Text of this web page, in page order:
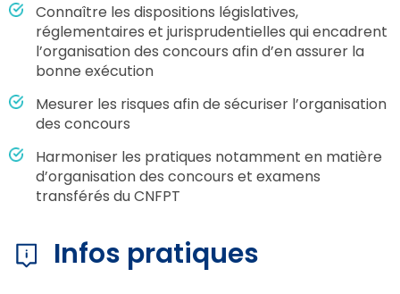
Connaître les dispositions législatives,
réglementaires et jurisprudentielles qui encadrent
l’organisation des concours afin d’en assurer la
bonne exécution
Mesurer les risques afin de sécuriser l’organisation
des concours
Harmoniser les pratiques notamment en matière
d’organisation des concours et examens
transférés du CNFPT
Infos pratiques